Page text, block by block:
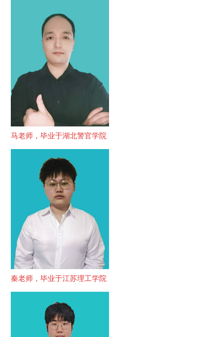
马老师，毕业于湖北警官学院
秦老师，毕业于江苏理工学院